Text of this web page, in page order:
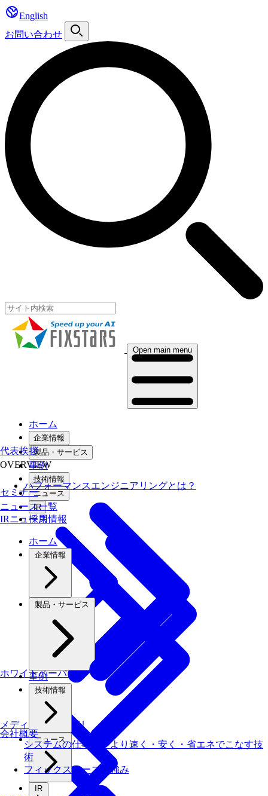
English
お問い合わせ
Open main menu
ホーム
企業情報
製品・サービス
事例
技術情報
セミナー
ホワイトペーパー
ニュース
ニュース一覧
メディアライブラリ
IR
採用情報
ホーム
企業情報
製品・サービス
事例
技術情報
ニュース
IR
代表挨拶
会社概要
OVERVIEW
パフォーマンスエンジニアリングとは？
システムの仕事を、より速く・安く・省エネでこなす技
術
フィックスターズの​強み
IRニュース